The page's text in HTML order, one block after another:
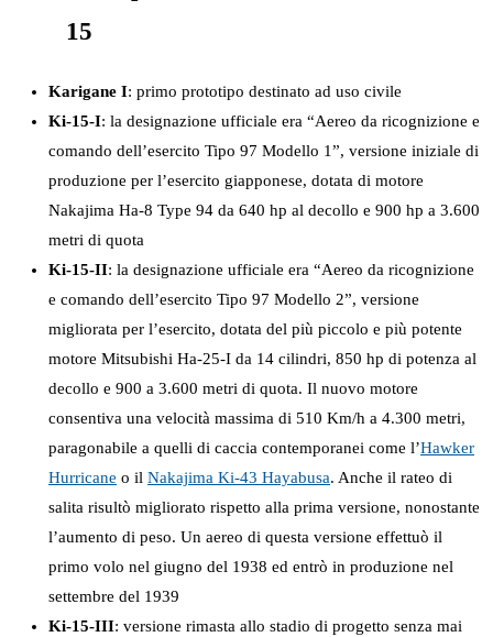
15
Karigane I: primo prototipo destinato ad uso civile
Ki-15-I: la designazione ufficiale era “Aereo da ricognizione e
comando dell’esercito Tipo 97 Modello 1”, versione iniziale di
produzione per l’esercito giapponese, dotata di motore
Nakajima Ha-8 Type 94 da 640 hp al decollo e 900 hp a 3.600
metri di quota
Ki-15-II: la designazione ufficiale era “Aereo da ricognizione
e comando dell’esercito Tipo 97 Modello 2”, versione
migliorata per l’esercito, dotata del più piccolo e più potente
motore Mitsubishi Ha-25-I da 14 cilindri, 850 hp di potenza al
decollo e 900 a 3.600 metri di quota. Il nuovo motore
consentiva una velocità massima di 510 Km/h a 4.300 metri,
paragonabile a quelli di caccia contemporanei come l’Hawker
Hurricane o il Nakajima Ki-43 Hayabusa. Anche il rateo di
salita risultò migliorato rispetto alla prima versione, nonostante
l’aumento di peso. Un aereo di questa versione effettuò il
primo volo nel giugno del 1938 ed entrò in produzione nel
settembre del 1939
Ki-15-III: versione rimasta allo stadio di progetto senza mai